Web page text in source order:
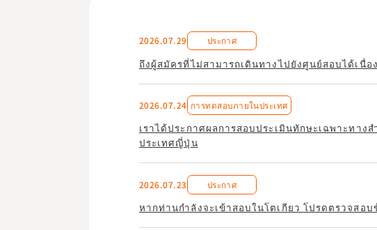
2026.07.29 ประกาศ
ถึงผู้สมัครที่ไม่สามารถเดินทางไปยังศูนย์สอบได้เนื่
2026.07.24 การทดสอบภายในประเทศ
เราได้ประกาศผลการสอบประเมินทักษะเฉพาะทา
ประเทศญี่ปุ่น
2026.07.23 ประกาศ
หากท่านกำลังจะเข้าสอบในโตเกียว โปรดตรวจสอ